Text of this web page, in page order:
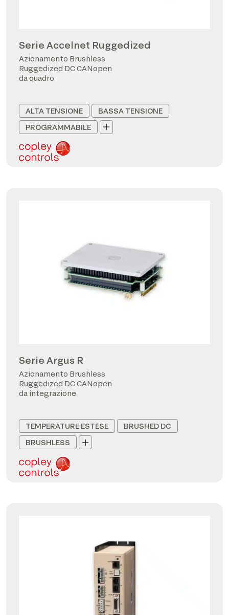
Serie Accelnet Ruggedized
Azionamento Brushless
Ruggedized DC CANopen
da quadro
ALTA TENSIONE
BASSA TENSIONE
PROGRAMMABILE
Serie Argus R
Azionamento Brushless
Ruggedized DC CANopen
da integrazione
TEMPERATURE ESTESE
BRUSHED DC
BRUSHLESS